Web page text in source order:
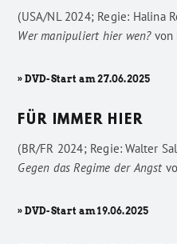
(USA/NL 2024; Regie: Halina
Wer manipuliert hier wen?von
» DVD-Start am 27.06.2025
FÜR IMMER HIER
(BR/FR 2024; Regie: Walter
Gegen das Regime der Angst
» DVD-Start am 19.06.2025